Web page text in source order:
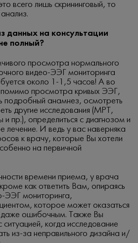
всего лишь скрининговый, то
данных на консультации
полный?
просмотра нормального
видео-ЭЭГ мониторинга
около 1-1,5 часов! А во
помимо просмотра кривых ЭЭГ,
подробный анамнез, осмотреть
другие исследования (МРТ,
и пр.), определиться с диагнозом и
лечение. И ведь у вас наверняка
к врачу, которые Вы хотели
на первичной
времени приема, у врача
как ответить Вам, опираясь
ЭЭГ мониторинга,
которое может оказаться
даже ошибочным. Также Вы
ситуацией, когда исследование
из-за неправильного дизайна и/